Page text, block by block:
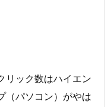
リック数はハイエン
（パソコン）がやは